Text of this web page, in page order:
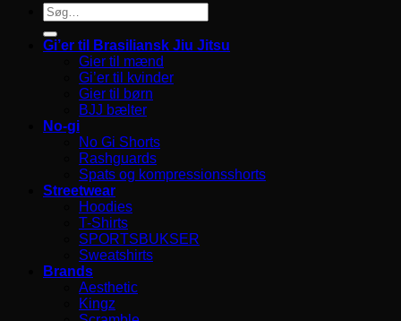
Søg
efter:
Gi’er til Brasiliansk Jiu Jitsu
Gier til mænd
Gi’er til kvinder
Gier til børn
BJJ bælter
No-gi
No Gi Shorts
Rashguards
Spats og kompressionsshorts
Streetwear
Hoodies
T-Shirts
SPORTSBUKSER
Sweatshirts
Brands
Aesthetic
Kingz